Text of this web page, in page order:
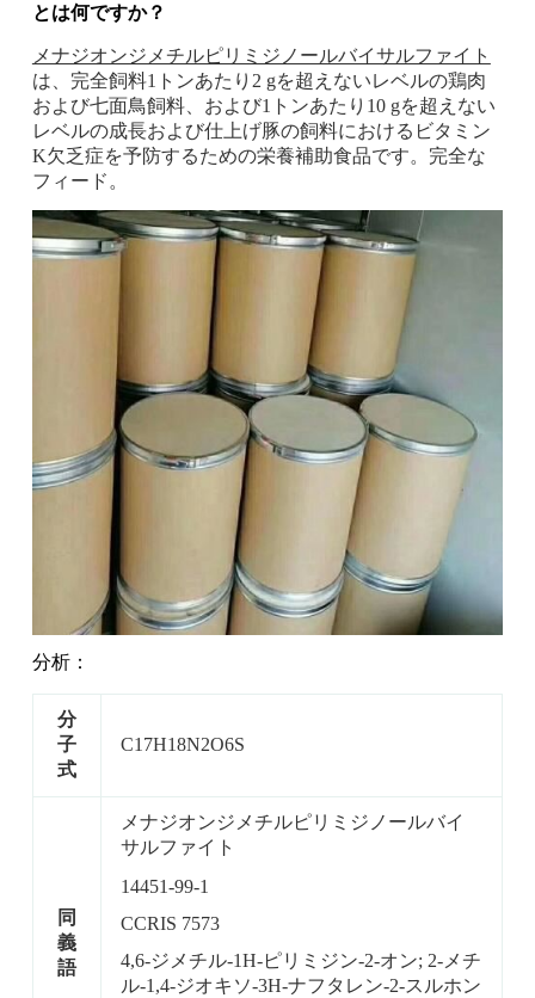
とは何ですか？
メナジオンジメチルピリミジノールバイサルファイト
は、完全飼料1トンあたり2 gを超えないレベルの鶏肉
および七面鳥飼料、および1トンあたり10 gを超えない
レベルの成長および仕上げ豚の飼料におけるビタミン
K欠乏症を予防するための栄養補助食品です。完全な
フィード。
分析：
分
子
式
C17H18N2O6S
同
義
語
メナジオンジメチルピリミジノールバイ
サルファイト
14451-99-1
CCRIS 7573
4,6-ジメチル-1H-ピリミジン-2-オン; 2-メチ
ル-1,4-ジオキソ-3H-ナフタレン-2-スルホン